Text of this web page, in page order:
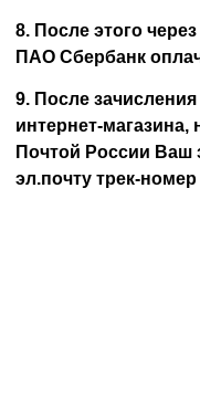
8. После этого
ПАО Сбербанк
9. После
интернет-магазина,
Почтой России Ваш
эл.почту трек-